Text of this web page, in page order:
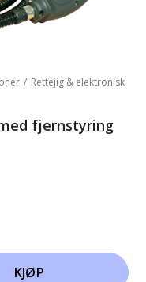
/ Rettejig & elektronisk
fjernstyring
KJØP